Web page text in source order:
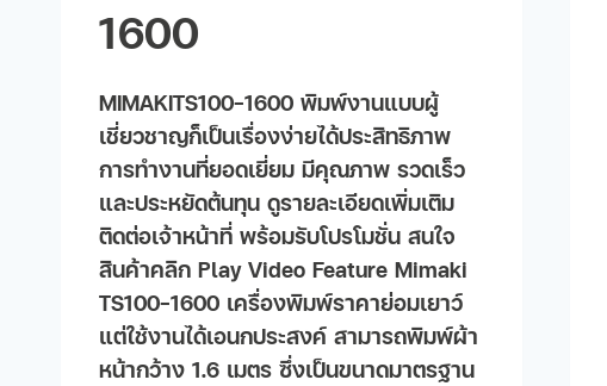
1600
MIMAKITS100-1600 พิมพ์งานแบบผู้
เชี่ยวชาญก็เป็นเรื่องง่ายได้ประสิทธิภาพ
การทำงานที่ยอดเยี่ยม มีคุณภาพ รวดเร็ว
และประหยัดต้นทุน ดูรายละเอียดเพิ่มเติม
ติดต่อเจ้าหน้าที่ พร้อมรับโปรโมชั่น สนใจ
สินค้าคลิก Play Video Feature Mimaki
TS100-1600 เครื่องพิมพ์ราคาย่อมเยาว์
แต่ใช้งานได้เอนกประสงค์ สามารถพิมพ์ผ้า
หน้ากว้าง 1.6 เมตร ซึ่งเป็นขนาดมาตรฐาน